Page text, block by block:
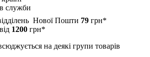
служби
Нової Пошти 79 грн*
1200 грн*
на деякі групи товарів